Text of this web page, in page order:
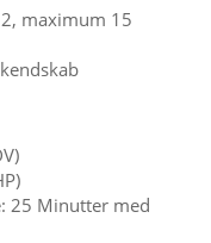
maximum 15
25 Minutter med